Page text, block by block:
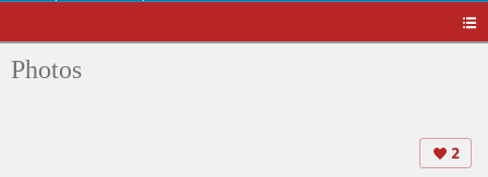
Photos
2